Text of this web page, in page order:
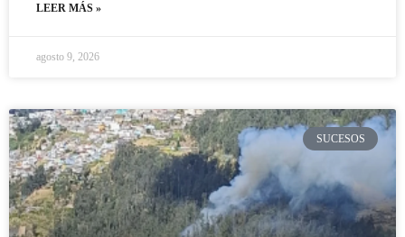
LEER MÁS »
agosto 9, 2026
SUCESOS